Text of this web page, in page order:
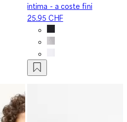
intima - a coste fini
25.95 CHF